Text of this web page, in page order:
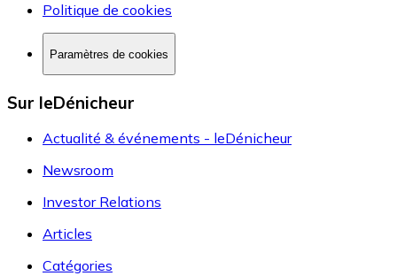
Politique de cookies
Paramètres de cookies
Sur leDénicheur
Actualité & événements - leDénicheur
Newsroom
Investor Relations
Articles
Catégories